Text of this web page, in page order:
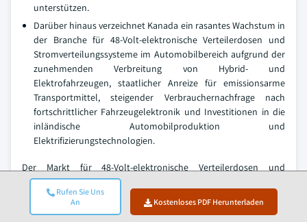
Rufen Sie Uns
An
Kostenloses PDF Herunterladen
unterstützen.
Darüber hinaus verzeichnet Kanada ein rasantes Wachstum in
der Branche für 48-Volt-elektronische Verteilerdosen und
Stromverteilungssysteme im Automobilbereich aufgrund der
zunehmenden Verbreitung von Hybrid- und
Elektrofahrzeugen, staatlicher Anreize für emissionsarme
Transportmittel, steigender Verbrauchernachfrage nach
fortschrittlicher Fahrzeugelektronik und Investitionen in die
inländische Automobilproduktion und
Elektrifizierungstechnologien.
Der Markt für 48-Volt-elektronische Verteilerdosen und
Stromverteilungssysteme im Automobilbereich in Brasilien wird
voraussichtlich von 2025 bis 2034 ein erhebliches und
vielversprechendes Wachstum erfahren.